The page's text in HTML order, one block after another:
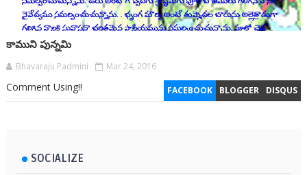
కాముని పున్నమి
Bhavaraju Padmini Mar 24, 2016
FACEBOOK BLOGGER DISQUS
Comment Using!!
SOCIALIZE